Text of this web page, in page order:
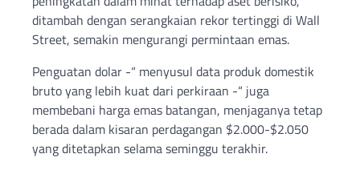
ditambah dengan serangkaian rekor tertinggi di Wall
Street, semakin mengurangi permintaan emas.
Penguatan dolar -“ menyusul data produk domestik
bruto yang lebih kuat dari perkiraan -“ juga
membebani harga emas batangan, menjaganya tetap
berada dalam kisaran perdagangan $2.000-$2.050
yang ditetapkan selama seminggu terakhir.